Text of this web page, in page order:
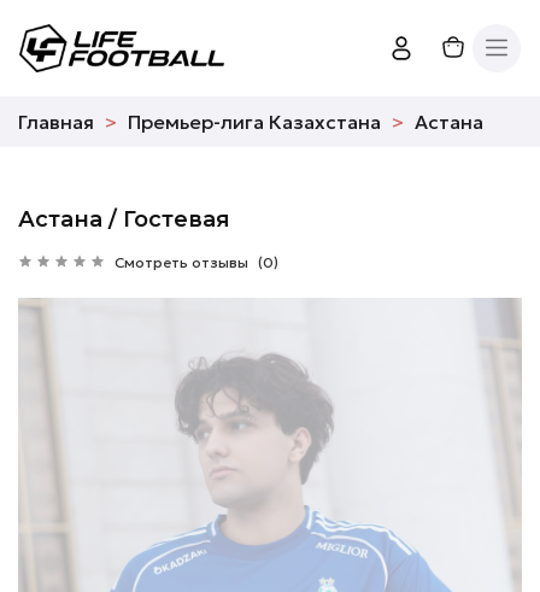
Главная Премьер-лига Казахстана Астана
Астана / Гостевая
Смотреть отзывы (0)